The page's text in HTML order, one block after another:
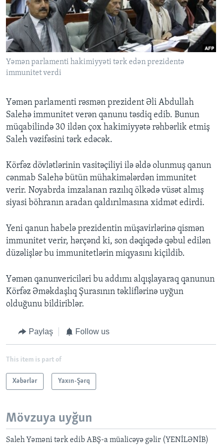
BIZI IZLƏYIN
Dillər
Yəmən parlamenti hakimiyyəti tərk edən prezidentə
immunitet verdi
Yəmən parlamenti rəsmən prezident Əli Abdullah
Salehə immunitet verən qanunu təsdiq edib. Bunun
müqabilində 30 ildən çox hakimiyyətə rəhbərlik etmiş
Saleh vəzifəsini tərk edəcək.
Körfəz dövlətlərinin vasitəçiliyi ilə əldə olunmuş qanun
cənmab Salehə bütün mühakimələrdən immunitet
verir. Noyabrda imzalanan razılıq ölkədə vüsət almış
siyasi böhranın aradan qaldırılmasına xidmət edirdi.
Yeni qanun habelə prezidentin müşavirlərinə qismən
immunitet verir, hərçənd ki, son dəqiqədə qəbul edilən
düzəlişlər bu immunitetlərin miqyasını kiçildib.
Yəmən qanunvericiləri bu addımı alqışlayaraq qanunun
Körfəz Əməkdaşlıq Şurasının təkliflərinə uyğun
olduğunu bildiriblər.
Paylaş Follow us
This item is part of
Xəbərlər Yaxın-Şərq
Mövzuya uyğun
Saleh Yəməni tərk edib ABŞ-a müalicəyə gəlir (YENİLƏNİB)